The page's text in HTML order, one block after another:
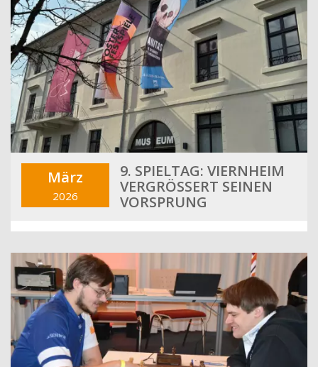
März
2026
9. SPIELTAG: VIERNHEIM
VERGRÖSSERT SEINEN V
ORSPRUNG